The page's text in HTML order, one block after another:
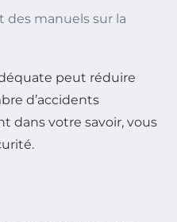
des manuels sur la
peut réduire
d’accidents
dans votre savoir, vous